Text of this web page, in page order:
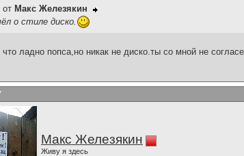
Макс Железякин
о стиле диско.
что ладно попса,но никак не диско.ты со мной не
Макс Железякин
Живу я здесь